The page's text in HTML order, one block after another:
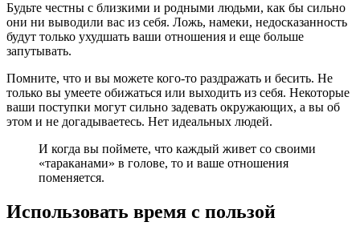
Будьте честны с близкими и родными людьми, как бы сильно
они ни выводили вас из себя. Ложь, намеки, недосказанность
будут только ухудшать ваши отношения и еще больше
запутывать.
Помните, что и вы можете кого-то раздражать и бесить. Не
только вы умеете обижаться или выходить из себя. Некоторые
ваши поступки могут сильно задевать окружающих, а вы об
этом и не догадываетесь. Нет идеальных людей.
И когда вы поймете, что каждый живет со своими
«тараканами» в голове, то и ваше отношения
поменяется.
Использовать время с пользой